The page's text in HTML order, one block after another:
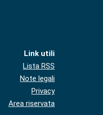
Link utili
Lista RSS
Note legali
Privacy
Area riservata